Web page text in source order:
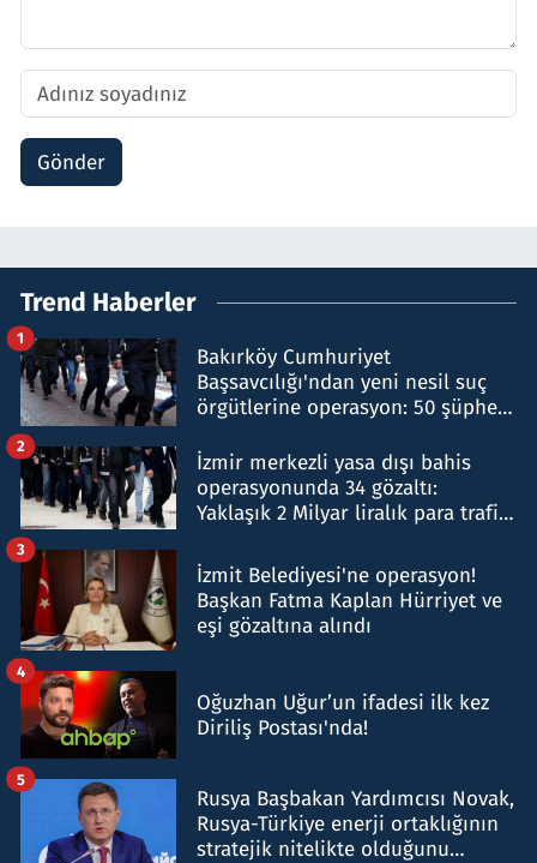
Gönder
Trend Haberler
Bakırköy Cumhuriyet
Başsavcılığı'ndan yeni nesil suç
örgütlerine operasyon: 50 şüpheli
1
İzmir merkezli yasa dışı bahis
operasyonunda 34 gözaltı:
Yaklaşık 2 Milyar liralık para trafiği
2
İzmit Belediyesi'ne operasyon!
Başkan Fatma Kaplan Hürriyet ve
eşi gözaltına alındı
3
Oğuzhan Uğur’un ifadesi ilk kez
Diriliş Postası'nda!
4
Rusya Başbakan Yardımcısı Novak,
Rusya-Türkiye enerji ortaklığının
stratejik nitelikte olduğunu
5